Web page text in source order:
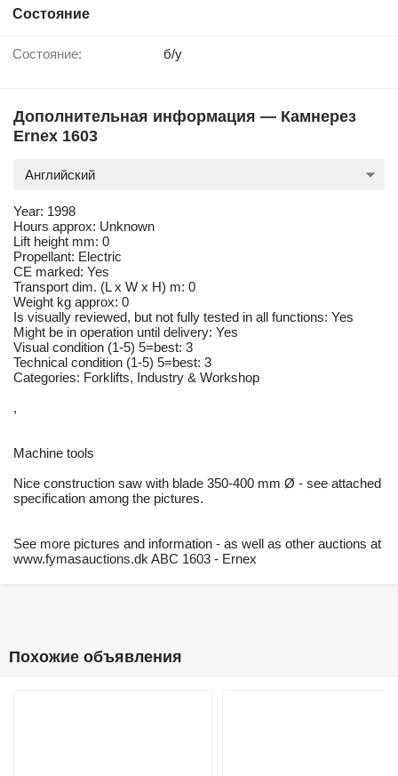
Состояние
Состояние: б/у
Дополнительная информация — Камнерез
Ernex 1603
Английский
Year: 1998
Hours approx: Unknown
Lift height mm: 0
Propellant: Electric
CE marked: Yes
Transport dim. (L x W x H) m: 0
Weight kg approx: 0
Is visually reviewed, but not fully tested in all functions: Yes
Might be in operation until delivery: Yes
Visual condition (1-5) 5=best: 3
Technical condition (1-5) 5=best: 3
Categories: Forklifts, Industry & Workshop
,
Machine tools
Nice construction saw with blade 350-400 mm Ø - see attached
specification among the pictures.
See more pictures and information - as well as other auctions at
www.fymasauctions.dk ABC 1603 - Ernex
Похожие объявления